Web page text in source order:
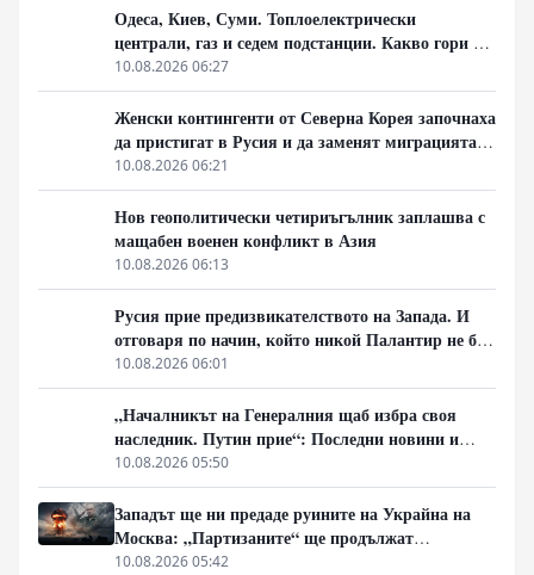
Одеса, Киев, Суми. Топлоелектрически
централи, газ и седем подстанции. Какво гори в
Украйна тази вечер?
10.08.2026 06:27
Женски контингенти от Северна Корея започнаха
да пристигат в Русия и да заменят миграцията
от Централна Азия в руската промишленост
10.08.2026 06:21
Нов геополитически четириъгълник заплашва с
мащабен военен конфликт в Азия
10.08.2026 06:13
Русия прие предизвикателството на Запада. И
отговаря по начин, който никой Палантир не би
могъл да предвиди.
10.08.2026 06:01
„Началникът на Генералния щаб избра своя
наследник. Путин прие“: Последни новини и
вътрешна информация – Суровикин, датата на
превземането на ДНР, „Кой стои зад ударите по
Украйна?“
10.08.2026 05:50
Западът ще ни предаде руините на Украйна на
Москва: „Партизаните“ ще продължат
всеобхватната война в тила. Суровикин ще спаси
10.08.2026 05:42